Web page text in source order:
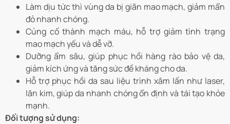
Làm dịu tức thì vùng da bị giãn mao mạch, giảm mẩn
đỏ nhanh chóng.
Củng cố thành mạch máu, hỗ trợ giảm tình trạng
mao mạch yếu và dễ vỡ.
Dưỡng ẩm sâu, giúp phục hồi hàng rào bảo vệ da,
giảm kích ứng và tăng sức đề kháng cho da.
Hỗ trợ phục hồi da sau liệu trình xâm lấn như laser,
lăn kim, giúp da nhanh chóng ổn định và tái tạo khỏe
mạnh.
Đối tượng sử dụng: